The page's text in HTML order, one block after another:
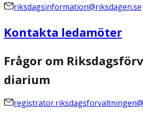
riksdagsinformation@riksdagen.se
Kontakta ledamöter
Frågor om
diarium